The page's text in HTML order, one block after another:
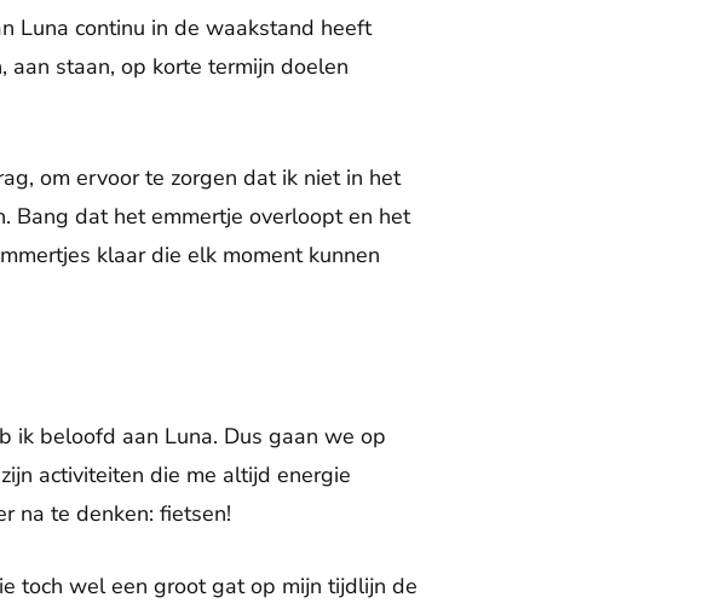
Luna continu in de waakstand heeft
staan, op korte termijn doelen
om ervoor te zorgen dat ik niet in het
Bang dat het emmertje overloopt en het
klaar die elk moment kunnen
ik beloofd aan Luna. Dus gaan we op
activiteiten die me altijd energie
na te denken: fietsen!
toch wel een groot gat op mijn tijdlijn de